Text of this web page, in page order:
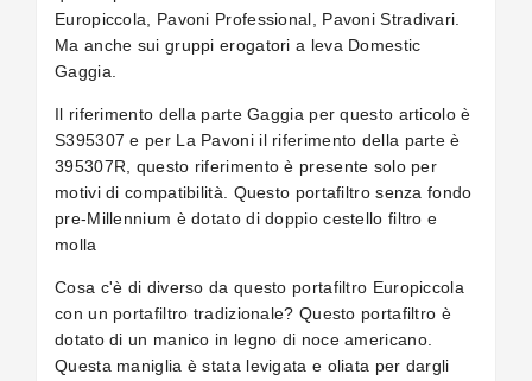
Europiccola, Pavoni Professional, Pavoni Stradivari.
Ma anche sui gruppi erogatori a leva Domestic
Gaggia.
Il riferimento della parte Gaggia per questo articolo è
S395307 e per La Pavoni il riferimento della parte è
395307R, questo riferimento è presente solo per
motivi di compatibilità. Questo portafiltro senza fondo
pre-Millennium è dotato di doppio cestello filtro e
molla
Cosa c'è di diverso da questo portafiltro Europiccola
con un portafiltro tradizionale? Questo portafiltro è
dotato di un manico in legno di noce americano.
Questa maniglia è stata levigata e oliata per dargli